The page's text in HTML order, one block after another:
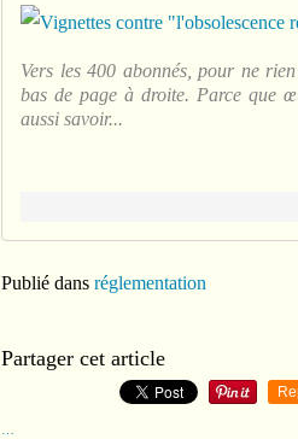
Vers les 400 abonnés, pour ne
bas de page à droite. Parce que
aussi savoir...
Publié dans réglementation
Partager cet article